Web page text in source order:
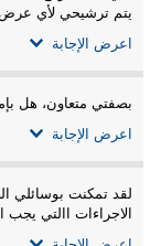
يتم ترشيحي لأي عرض
اعرض الإجابة
بصفتي متعاون، هل
اعرض الإجابة
لقد تمكنت بوسائلي
الاجراءات االتي يجب